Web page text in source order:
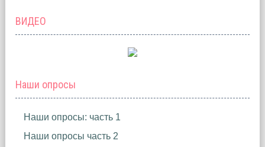
ВИДЕО
Наши опросы
Наши опросы: часть 1
Наши опросы часть 2